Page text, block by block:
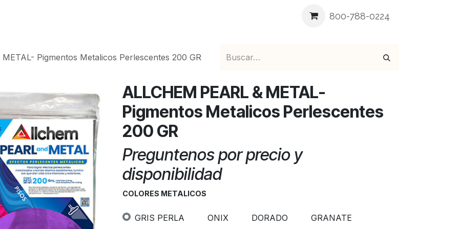
Contáctenos 800-788-0224
METAL- Pigmentos Metalicos Perlescentes 200 GR
ALLCHEM PEARL & METAL-
Pigmentos Metalicos Perlescentes
200 GR
Preguntenos por precio y
disponibilidad
COLORES METALICOS
GRIS PERLA ONIX DORADO GRANATE